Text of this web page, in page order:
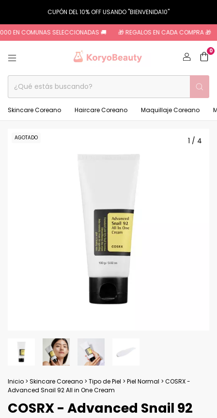
CUPÓN DEL 10% OFF USANDO "BIENVENIDA10"
EN COMUNAS SELECCIONADAS 🚚 🎁 REGALOS EN CADA COMPRA 🎁
0
Skincare Coreano Haircare Coreano Maquillaje Coreano
AGOTADO 1 / 4
Inicio > Skincare Coreano > Tipo de Piel > Piel Normal > COSRX -
Advanced Snail 92 All in One Cream
COSRX - Advanced Snail 92